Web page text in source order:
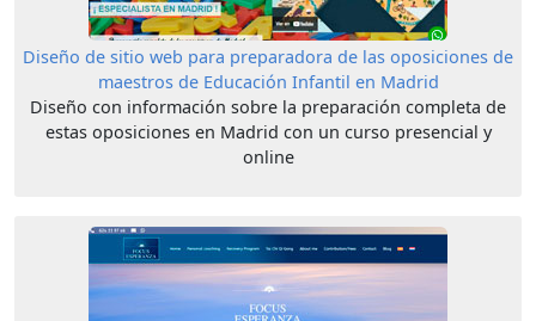
Diseño de sitio web para preparadora de las oposiciones de
maestros de Educación Infantil en Madrid
Diseño con información sobre la preparación completa de
estas oposiciones en Madrid con un curso presencial y
online